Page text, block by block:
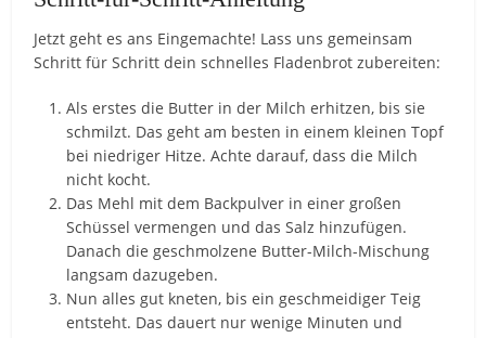
Jetzt geht es ans Eingemachte! Lass uns gemeinsam
Schritt für Schritt dein schnelles Fladenbrot zubereiten:
Als erstes die Butter in der Milch erhitzen, bis sie
schmilzt. Das geht am besten in einem kleinen Topf
bei niedriger Hitze. Achte darauf, dass die Milch
nicht kocht.
Das Mehl mit dem Backpulver in einer großen
Schüssel vermengen und das Salz hinzufügen.
Danach die geschmolzene Butter-Milch-Mischung
langsam dazugeben.
Nun alles gut kneten, bis ein geschmeidiger Teig
entsteht. Das dauert nur wenige Minuten und